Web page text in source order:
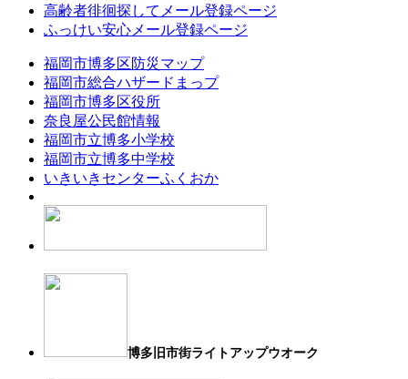
高齢者徘徊探してメール登録ページ
ふっけい安心メール登録ページ
福岡市博多区防災マップ
福岡市総合ハザードまっプ
福岡市博多区役所
奈良屋公民館情報
福岡市立博多小学校
福岡市立博多中学校
いきいきセンターふくおか
博多旧市街ライトアップウオーク